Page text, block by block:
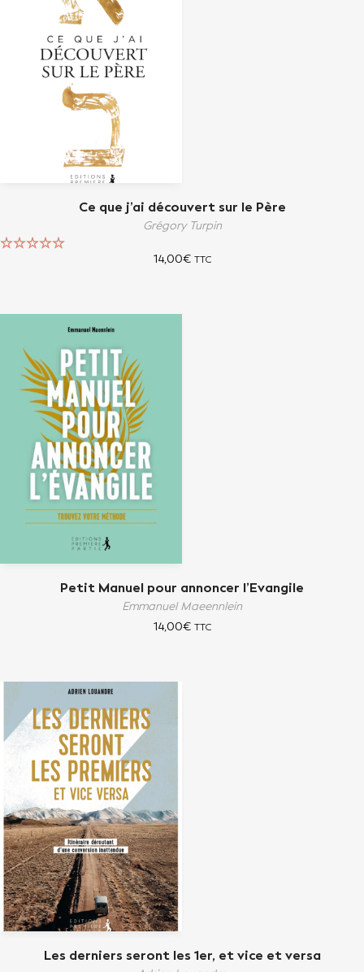
Ce que j’ai découvert sur le Père
Grégory Turpin
14,00€ TTC
Petit Manuel pour annoncer l’Evangile
Emmanuel Maeennlein
14,00€ TTC
Les derniers seront les 1er, et vice et versa